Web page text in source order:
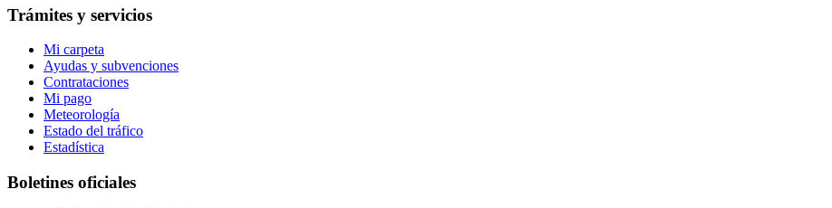
Trámites y servicios
Mi carpeta
Ayudas y subvenciones
Contrataciones
Mi pago
Meteorología
Estado del tráfico
Estadística
Boletines oficiales